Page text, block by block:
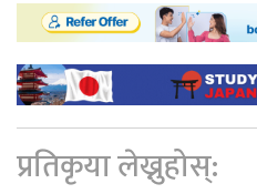
प्रतिकृया लेख्नुहोस्: